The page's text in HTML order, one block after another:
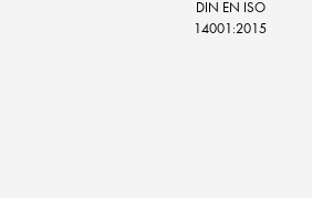
DIN EN ISO
14001:2015